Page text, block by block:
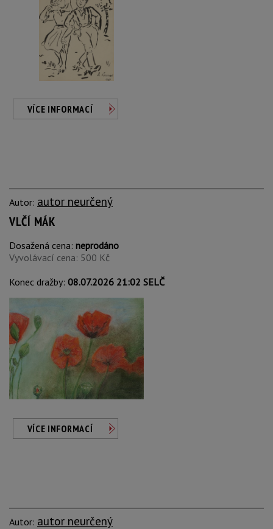
VÍCE INFORMACÍ
Autor: autor neurčený
VLČÍ MÁK
Dosažená cena: neprodáno
Vyvolávací cena: 500 Kč
Konec dražby: 08.07.2026 21:02 SELČ
VÍCE INFORMACÍ
Autor: autor neurčený